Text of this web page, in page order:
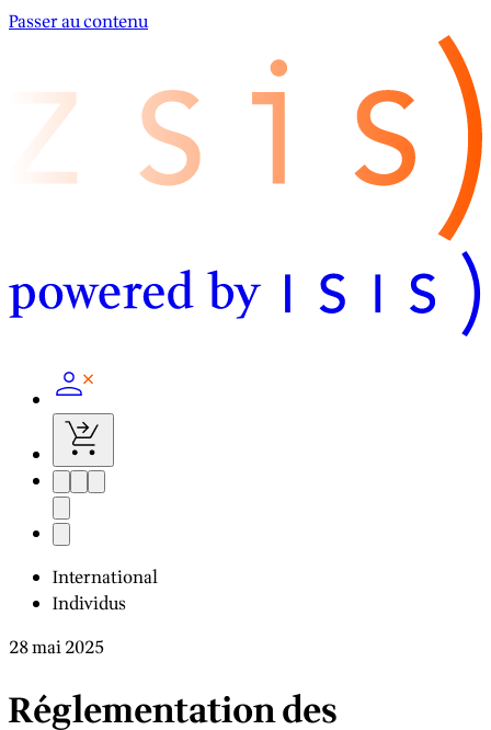
Passer au contenu
International
Individus
28 mai 2025
Réglementation des